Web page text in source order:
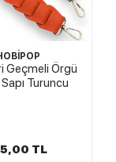
Geçmeli Örgü
Turuncu
TL